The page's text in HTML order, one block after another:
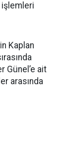
işlemleri
Kaplan
Günel’e ait
arasında